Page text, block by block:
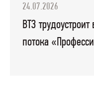
24.07.2026
ВТЗ
потока